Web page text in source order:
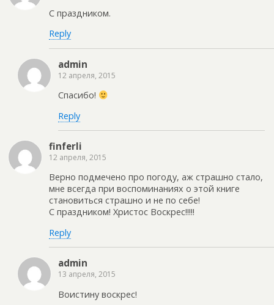
С праздником.
Reply
admin
12 апреля, 2015
Спасибо!
Reply
finferli
12 апреля, 2015
Верно подмечено про погоду, аж страшно стало,
мне всегда при воспоминаниях о этой книге
становиться страшно и не по себе!
С праздником! Христос Воскрес!!!!!
Reply
admin
13 апреля, 2015
Воистину воскрес!